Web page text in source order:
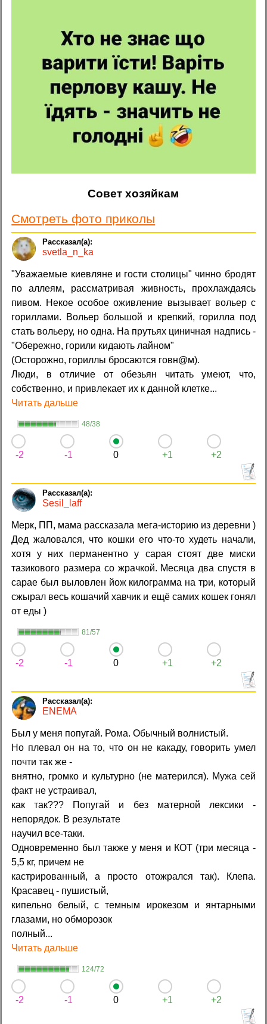
Совет хозяйкам
Смотреть фото приколы
svetla_n_ka
"Уважаемые киевляне и гости столицы" чинно бродят
по аллеям, рассматривая живность, прохлаждаясь
пивом. Некое особое оживление вызывает вольер с
гориллами. Вольер большой и крепкий, горилла под
стать вольеру, но одна. На прутьях циничная надпись -
"Обережно, горили кидають лайном"
(Осторожно, гориллы бросаются говн@м).
Люди, в отличие от обезьян читать умеют, что,
собственно, и привлекает их к данной клетке...
Читать дальше
48/38
-2 -1 0 +1 +2
Sesil_laff
Мерк, ПП, мама рассказала мега-историю из деревни )
Дед жаловался, что кошки его что-то худеть начали,
хотя у них перманентно у сарая стоят две миски
тазикового размера со жрачкой. Месяца два спустя в
сарае был выловлен йож килограмма на три, который
сжырал весь кошачий хавчик и ещё самих кошек гонял
от еды )
81/57
-2 -1 0 +1 +2
ENEMA
Был у меня попугай. Рома. Обычный волнистый.
Но плевал он на то, что он не какаду, говорить умел
почти так же -
внятно, громко и культурно (не матерился). Мужа сей
факт не устраивал,
как так??? Попугай и без матерной лексики -
непорядок. В результате
научил все-таки.
Одновременно был также у меня и КОТ (три месяца -
5,5 кг, причем не
кастрированный, а просто отожрался так). Клепа.
Красавец - пушистый,
кипельно белый, с темным ирокезом и янтарными
глазами, но обморозок
полный...
Читать дальше
124/72
-2 -1 0 +1 +2